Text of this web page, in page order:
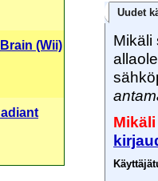
Uudet
Mikäli
(Wii)